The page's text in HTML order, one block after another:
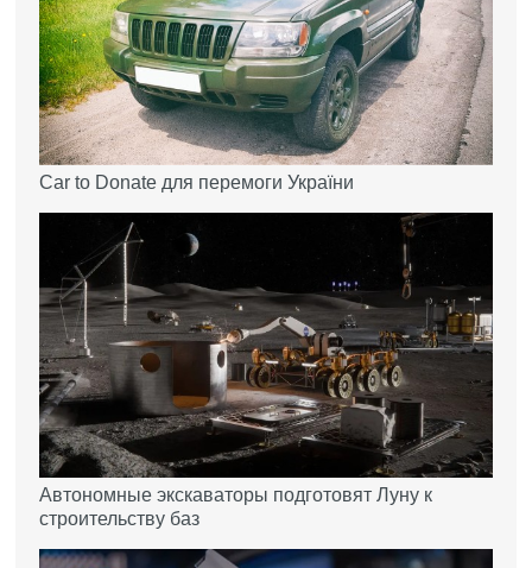
Car to Donate для перемоги України
Автономные экскаваторы подготовят Луну к
строительству баз